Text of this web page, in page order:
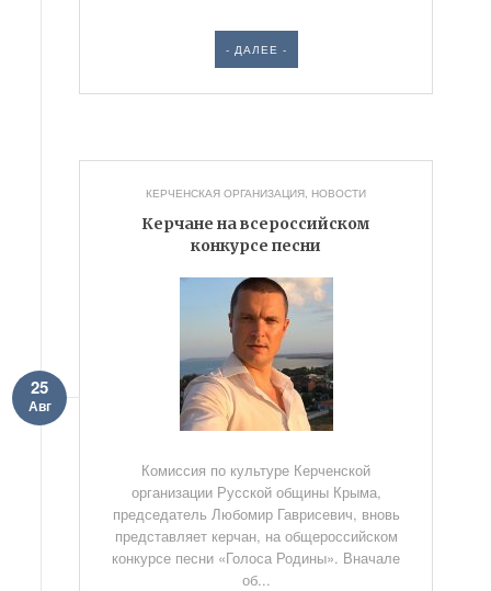
- ДАЛЕЕ -
КЕРЧЕНСКАЯ ОРГАНИЗАЦИЯ, НОВОСТИ
Керчане на всероссийском
конкурсе песни
25
Авг
Комиссия по культуре Керченской
организации Русской общины Крыма,
председатель Любомир Гаврисевич, вновь
представляет керчан, на общероссийском
конкурсе песни «Голоса Родины». Вначале
об...